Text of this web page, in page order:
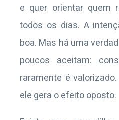
e quer orientar quem
todos os dias. A
boa. Mas há uma
poucos aceitam:
raramente é
ele gera o efeito oposto.